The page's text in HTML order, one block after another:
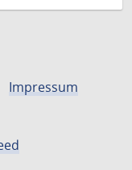
Impressum